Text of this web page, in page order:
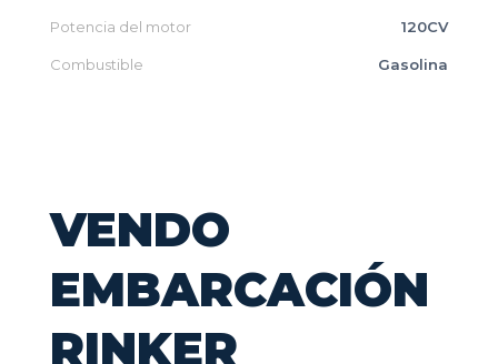
Potencia del motor 120CV
Combustible Gasolina
VENDO
EMBARCACIÓN
RINKER